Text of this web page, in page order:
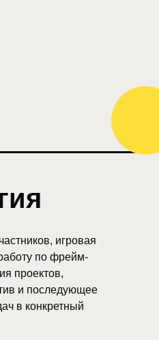
игровая
по фрейм-
проектов,
и последующее
в конкретный